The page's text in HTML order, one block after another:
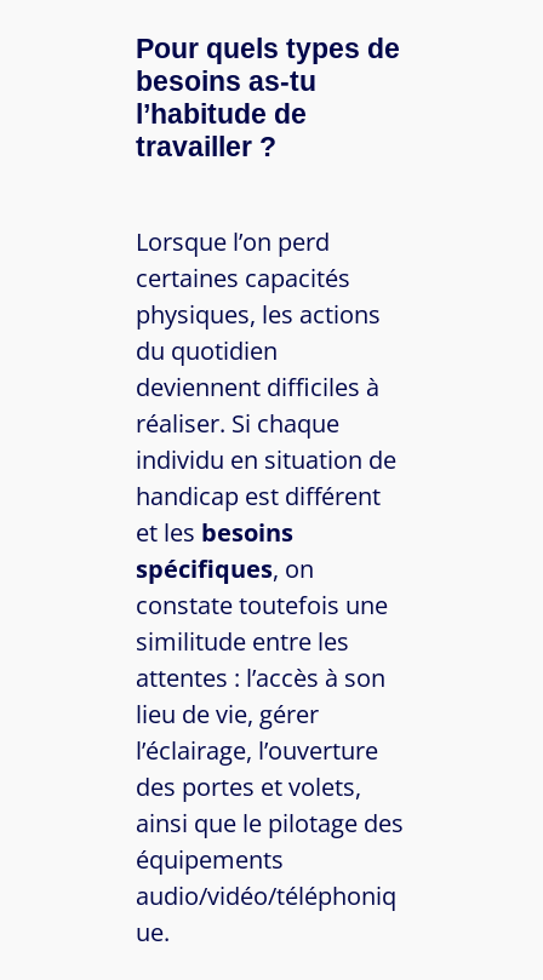
Pour quels types de
besoins as-tu
l’habitude de
travailler ?
Lorsque l’on perd
certaines capacités
physiques, les actions
du quotidien
deviennent difficiles à
réaliser. Si chaque
individu en situation de
handicap est différent
et les besoins
spécifiques, on
constate toutefois une
similitude entre les
attentes : l’accès à son
lieu de vie, gérer
l’éclairage, l’ouverture
des portes et volets,
ainsi que le pilotage des
équipements
audio/vidéo/téléphoniq
ue.